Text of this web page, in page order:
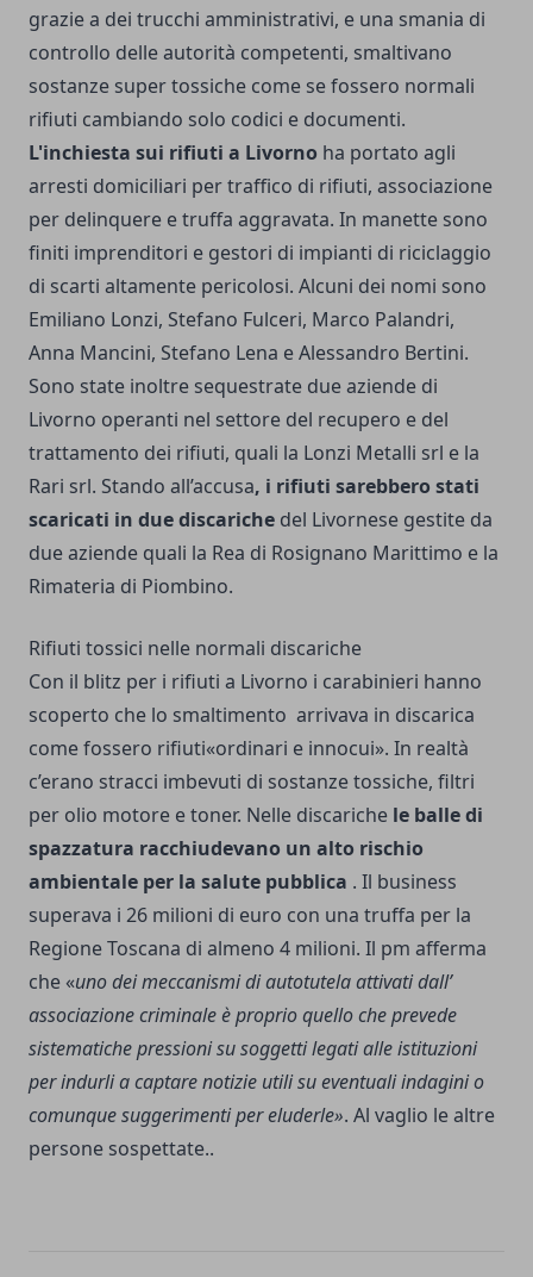
grazie a dei trucchi amministrativi, e una smania di
controllo delle autorità competenti, smaltivano
sostanze super tossiche come se fossero normali
rifiuti cambiando solo codici e documenti.
L'inchiesta sui rifiuti a Livorno ha portato agli
arresti domiciliari per traffico di rifiuti, associazione
per delinquere e truffa aggravata. In manette sono
finiti imprenditori e gestori di impianti di riciclaggio
di scarti altamente pericolosi. Alcuni dei nomi sono
Emiliano Lonzi, Stefano Fulceri, Marco Palandri,
Anna Mancini, Stefano Lena e Alessandro Bertini.
Sono state inoltre sequestrate due aziende di
Livorno operanti nel settore del recupero e del
trattamento dei rifiuti, quali la Lonzi Metalli srl e la
Rari srl. Stando all’accusa, i rifiuti sarebbero stati
scaricati in due discariche del Livornese gestite da
due aziende quali la Rea di Rosignano Marittimo e la
Rimateria di Piombino.
Rifiuti tossici nelle normali discariche
Con il blitz per i rifiuti a Livorno i carabinieri hanno
scoperto che lo smaltimento arrivava in discarica
come fossero rifiuti«ordinari e innocui». In realtà
c’erano stracci imbevuti di sostanze tossiche, filtri
per olio motore e toner. Nelle discariche le balle di
spazzatura racchiudevano un alto rischio
ambientale per la salute pubblica . Il business
superava i 26 milioni di euro con una truffa per la
Regione Toscana di almeno 4 milioni. Il pm afferma
che «uno dei meccanismi di autotutela attivati dall’
associazione criminale è proprio quello che prevede
sistematiche pressioni su soggetti legati alle istituzioni
per indurli a captare notizie utili su eventuali indagini o
comunque suggerimenti per eluderle». Al vaglio le altre
persone sospettate..